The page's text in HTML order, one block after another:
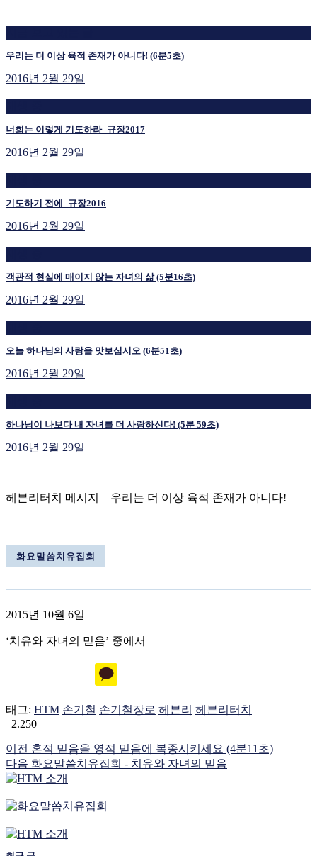
우리는 더 이상 육적 존재가 아니다! (6분5초)
2016년 2월 29일
너희는 이렇게 기도하라_규장2017
2016년 2월 29일
기도하기 전에_규장2016
2016년 2월 29일
객관적 현실에 매이지 않는 자녀의 삶 (5분16초)
2016년 2월 29일
오늘 하나님의 사랑을 맛보십시오 (6분51초)
2016년 2월 29일
하나님이 나보다 내 자녀를 더 사랑하신다! (5분 59초)
2016년 2월 29일
헤븐리터치 메시지 – 우리는 더 이상 육적 존재가 아니다!
화요말씀치유집회
2015년 10월 6일
‘치유와 자녀의 믿음’ 중에서
태그: HTM 손기철 손기철장로 헤븐리 헤븐리터치
2.250
이전 혼적 믿음을 영적 믿음에 복종시키세요 (4분11초)
다음 화요말씀치유집회 - 치유와 자녀의 믿음